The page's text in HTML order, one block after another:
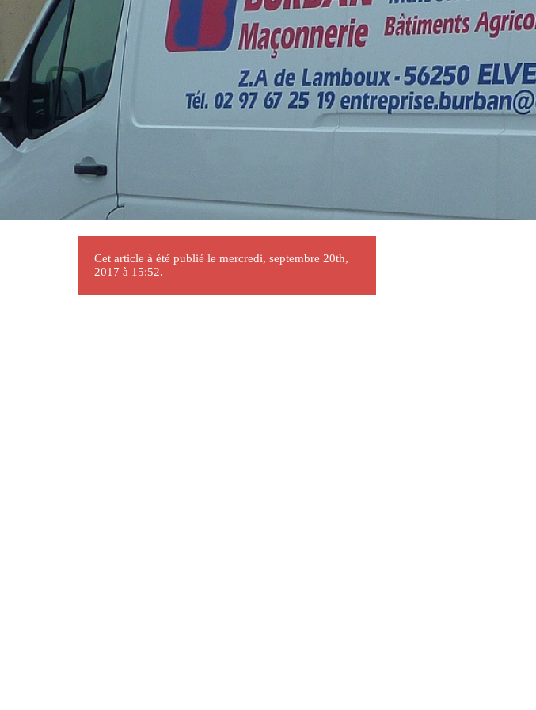
Cet article à été publié le mercredi, septembre 20th,
2017 à 15:52.